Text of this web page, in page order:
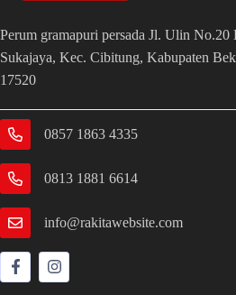
Perum gramapuri persada Jl. Ulin
Sukajaya, Kec. Cibitung, Kabupaten
17520
0857 1863 4335
0813 1881 6614
info@rakitawebsite.com